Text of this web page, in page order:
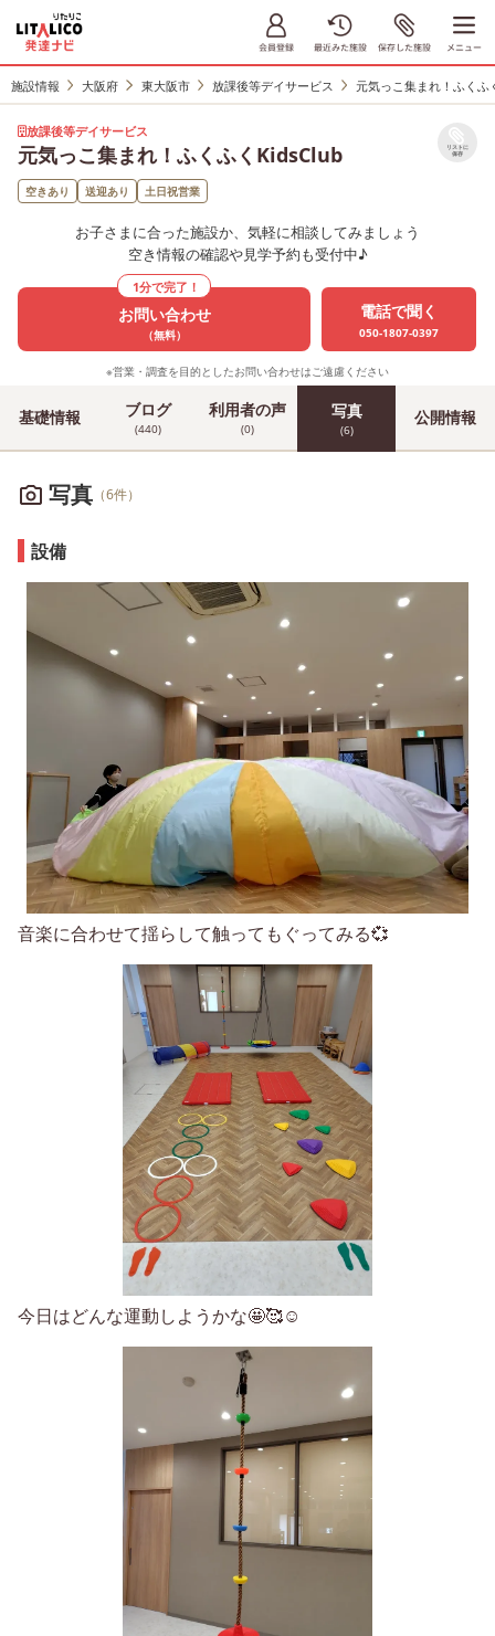
施設情報 大阪府 東大阪市 放課後等デイサービス 元気っこ集まれ！ふく
放課後等デイサービス
元気っこ集まれ！ふくふくKidsClub リストに
保存
空きあり 送迎あり 土日祝営業
お子さまに合った施設か、気軽に相談してみましょう
空き情報の確認や見学予約も受付中♪
1分で完了！
お問い合わせ
（無料）
電話で聞く
050-1807-0397
※営業・調査を目的としたお問い合わせはご遠慮ください
基礎情報 ブログ
(440)
利用者の声
(0)
写真
(6)
公開情報
写真 （6件）
設備
音楽に合わせて揺らして触ってもぐってみる💞
今日はどんな運動しようかな🤩🥰☺️